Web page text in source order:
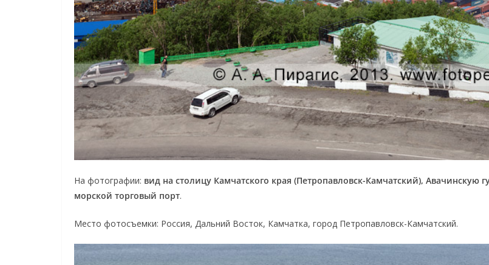
На фотографии: вид на столицу Камчатского края (Петропавловск-Камчатский), Авачинскую
морской торговый порт.
Место фотосъемки: Россия, Дальний Восток, Камчатка, город Петропавловск-Камчатский.